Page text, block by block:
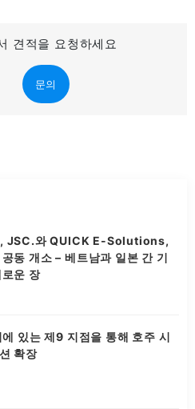
견적을 요청하세요
문의
JSC.와 QUICK E-Solutions,
동 개소 – 베트남과 일본 간 기
운 장
있는 제9 지점을 통해 호주 시
확장